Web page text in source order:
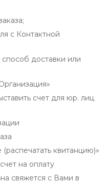
с Контактной
доставки или
счет для юр. лиц
квитанцию)»
на оплату
свяжется с Вами в